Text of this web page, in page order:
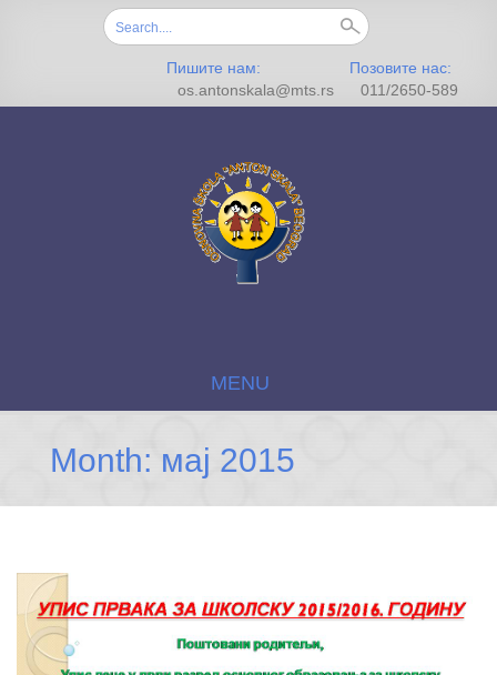
Search for:
Пишите нам:
os.antonskala@mts.rs
Позовите нас:
011/2650-589
MENU
Month: мај 2015